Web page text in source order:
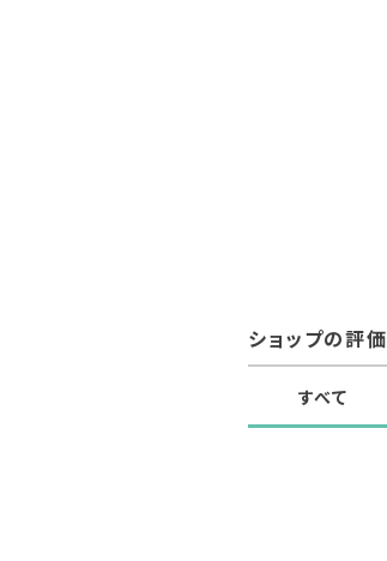
ショップの評価
すべて